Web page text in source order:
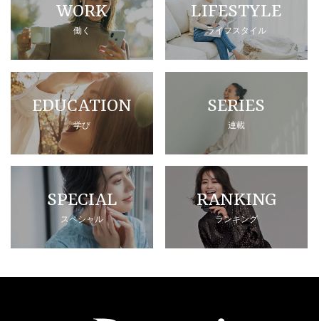
WORK
働く
LIFESTYLE
ライフスタイル
EDUCATION
学び
SERIES
連載
SPECIAL
スペシャル
RANKING
ランキング